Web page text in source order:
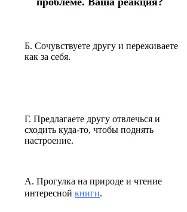
Б. Сочувствуете другу и переживаете
как за себя.
Г. Предлагаете другу отвлечься и
сходить куда-то, чтобы поднять
настроение.
А. Прогулка на природе и чтение
интересной книги.